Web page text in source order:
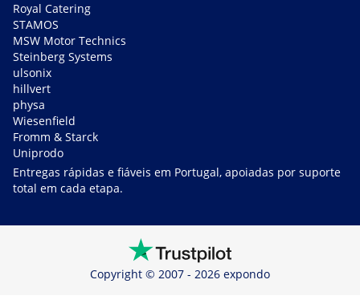
Royal Catering
STAMOS
MSW Motor Technics
Steinberg Systems
ulsonix
hillvert
physa
Wiesenfield
Fromm & Starck
Uniprodo
Entregas rápidas e fiáveis em Portugal, apoiadas por suporte
total em cada etapa.
Copyright © 2007 - 2026 expondo